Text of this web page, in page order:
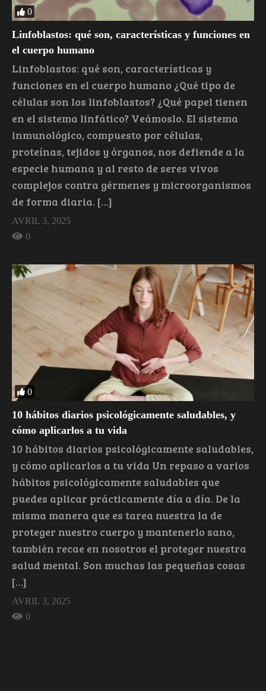
0
Linfoblastos: qué son, características y funciones en
el cuerpo humano
Linfoblastos: qué son, características y
funciones en el cuerpo humano ¿Qué tipo de
células son los linfoblastos? ¿Qué papel tienen
en el sistema linfático? Veámoslo. El sistema
inmunológico, compuesto por células,
proteínas, tejidos y órganos, nos defiende a la
especie humana y al resto de seres vivos
complejos contra gérmenes y microorganismos
de forma diaria. […]
AVRIL 3, 2025
0
0
10 hábitos diarios psicológicamente saludables, y
cómo aplicarlos a tu vida
10 hábitos diarios psicológicamente saludables,
y cómo aplicarlos a tu vida Un repaso a varios
hábitos psicológicamente saludables que
puedes aplicar prácticamente día a día. De la
misma manera que es tarea nuestra la de
proteger nuestro cuerpo y mantenerlo sano,
también recae en nosotros el proteger nuestra
salud mental. Son muchas las pequeñas cosas
[…]
AVRIL 3, 2025
0